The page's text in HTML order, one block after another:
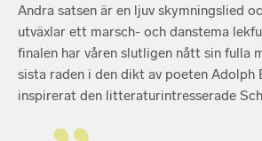
Andra satsen är en ljuv skymningslied
utväxlar ett marsch- och danstema
finalen har våren slutligen nått sin fulla
sista raden i den dikt av poeten Adolph
inspirerat den litteraturintresserade